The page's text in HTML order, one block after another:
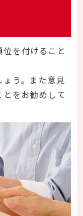
を付けること
う。また意見
をお勧めして